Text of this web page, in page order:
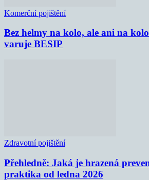
Komerční pojištění
Bez helmy na kolo, ale ani na
varuje BESIP
Zdravotní pojištění
Přehledně: Jaká je hrazená
praktika od ledna 2026